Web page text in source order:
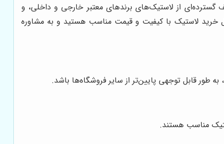
گسترده‌ای از لاستیک‌های برندهای معتبر خارجی و داخلی، و
خرید لاستیک با کیفیت و قیمت مناسب هستید و به مشاوره
، به طور قابل توجهی پایین‌تر از سایر فروشگاه‌ها باشد.
مناسب هستند.